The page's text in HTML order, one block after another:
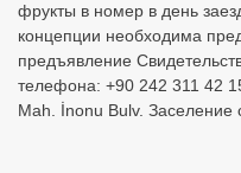
фрукты в номер в день
концепции необходима
предъявление
телефона: +90 242 311 42
Mah. İnonu Bulv.